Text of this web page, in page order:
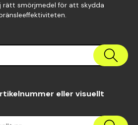
rätt smörjmedel för att skydda
eller visuellt